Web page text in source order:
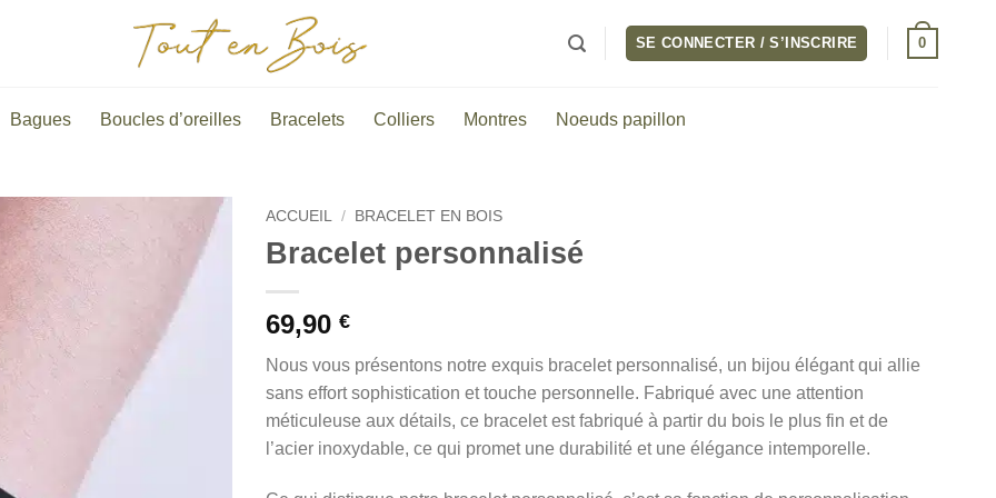
SE CONNECTER / S’INSCRIRE 0
Bagues Boucles d’oreilles Bracelets Colliers Montres Noeuds papillon
ACCUEIL / BRACELET EN BOIS
Bracelet personnalisé
69,90 €
Nous vous présentons notre exquis bracelet personnalisé, un bijou élégant qui allie
sans effort sophistication et touche personnelle. Fabriqué avec une attention
méticuleuse aux détails, ce bracelet est fabriqué à partir du bois le plus fin et de
l’acier inoxydable, ce qui promet une durabilité et une élégance intemporelle.